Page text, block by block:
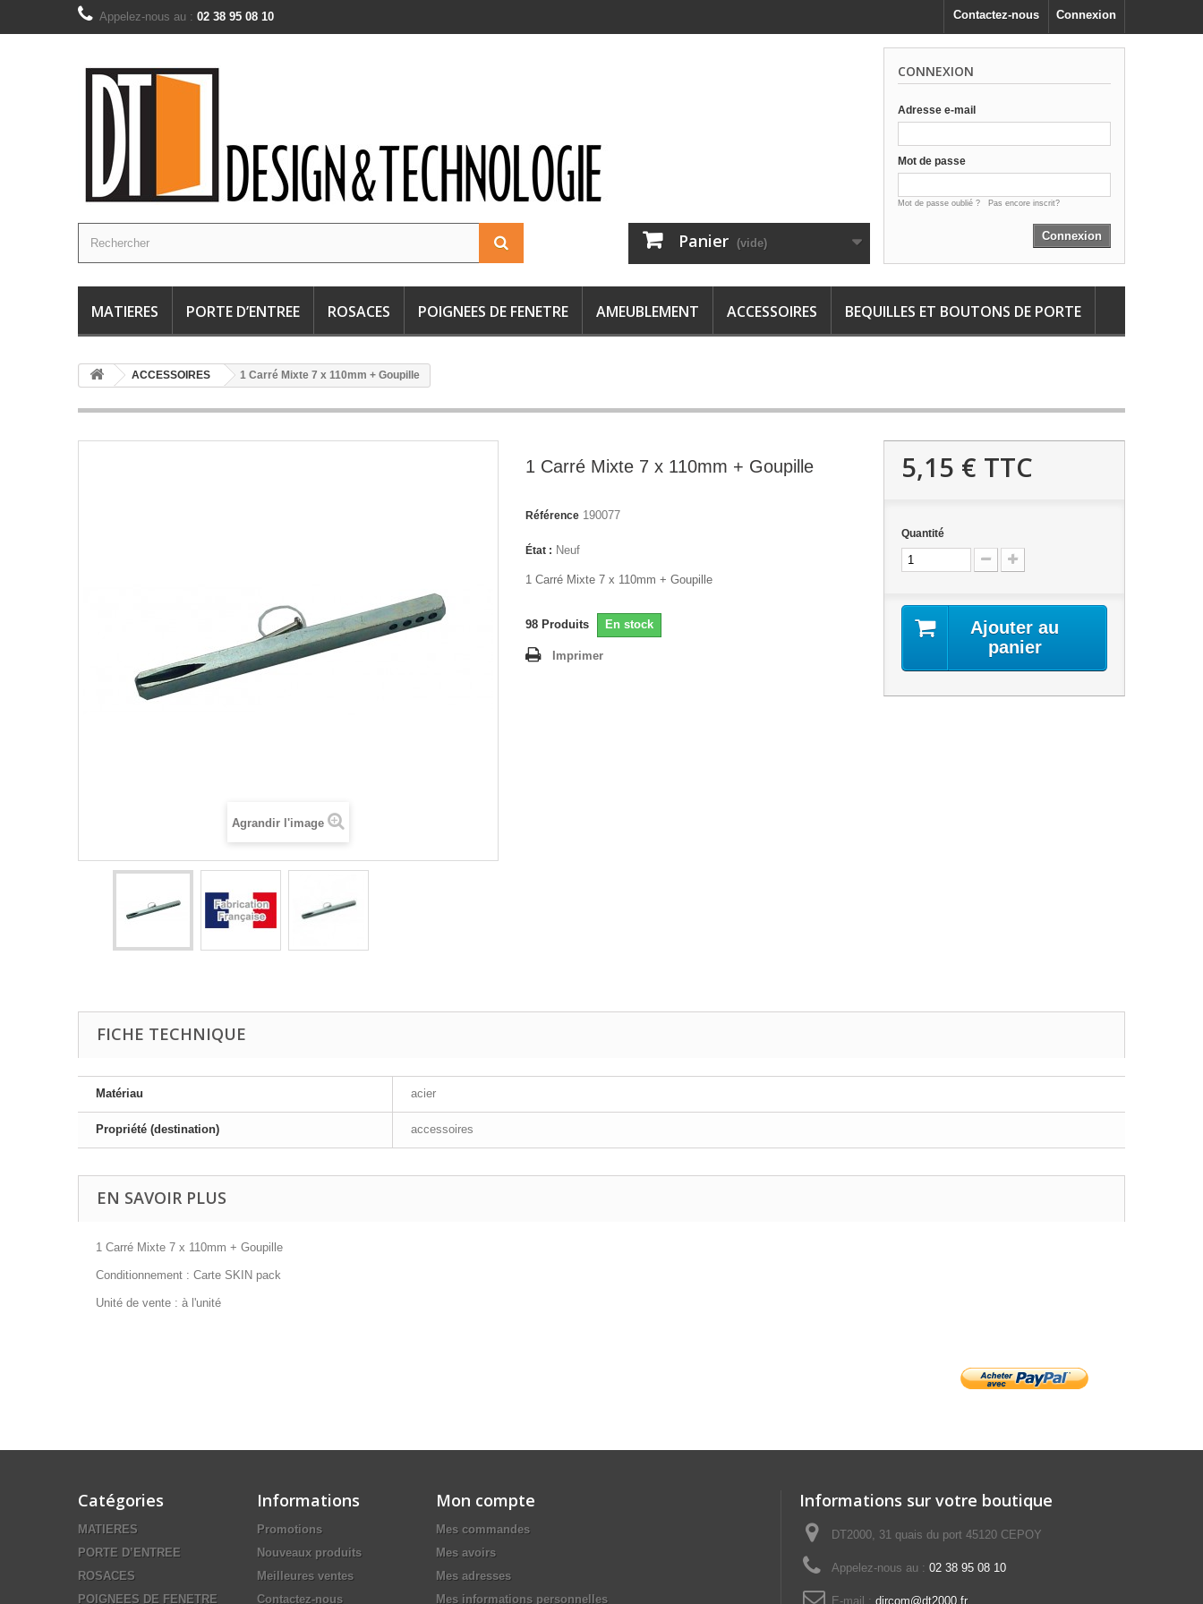
Connexion
Contactez-nous
Appelez-nous au : 02 38 95 08 10
CONNEXION
Adresse e-mail
Mot de passe
Mot de passe oublié ? Pas encore inscrit?
Connexion
Panier (vide)
MATIERES PORTE D’ENTREE ROSACES POIGNEES DE FENETRE AMEUBLEMENT ACCESSOIRES BEQUILLES ET BOUTONS DE PORTE
ACCESSOIRES 1 Carré Mixte 7 x 110mm + Goupille
Agrandir l'image
1 Carré Mixte 7 x 110mm + Goupille
Référence 190077
État : Neuf
1 Carré Mixte 7 x 110mm + Goupille
98 Produits En stock
Imprimer
5,15 € TTC
Quantité
Ajouter au
panier
FICHE TECHNIQUE
Matériau acier
Propriété (destination) accessoires
EN SAVOIR PLUS
1 Carré Mixte 7 x 110mm + Goupille
Conditionnement : Carte SKIN pack
Unité de vente : à l'unité
Catégories
MATIERES
PORTE D’ENTREE
ROSACES
POIGNEES DE FENETRE
Informations
Promotions
Nouveaux produits
Meilleures ventes
Contactez-nous
Mon compte
Mes commandes
Mes avoirs
Mes adresses
Mes informations personnelles
Informations sur votre boutique
DT2000, 31 quais du port 45120 CEPOY
Appelez-nous au : 02 38 95 08 10
E-mail : dircom@dt2000.fr